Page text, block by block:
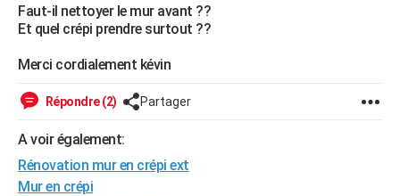
Art de vivre
Bien-être
Loisirs
ModeModes de vie
SANTE
Alimentation
Guide de la santé
Maladies
Médicaments
Sommeil
VOYAGE
Destinations
City break
Voyage nature
Voyage de noces
Forum
Climat
PHOTO
GUIDES D'ACHAT
BONS PLANS
Faut-il nettoyer le mur avant ??
Et quel crépi prendre surtout ??
Merci cordialement kévin
Répondre (2) Partager
A voir également:
Rénovation mur en crépi ext
Mur en crépi